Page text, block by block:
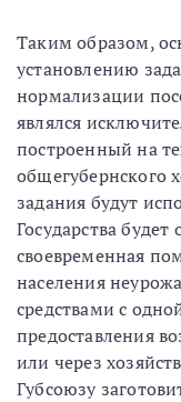
Таким образом,
установлению
нормализации
являлся
построенный на
общегубернского
задания будут
Государства
своевременная
населения
средствами с
предоставления
или через
Губсоюзу